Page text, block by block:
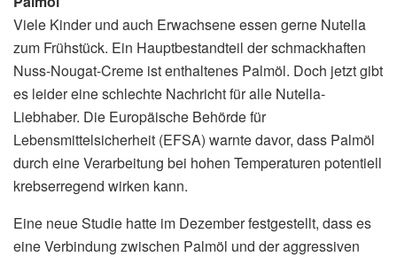
Viele Kinder und auch Erwachsene essen gerne Nutella
zum Frühstück. Ein Hauptbestandteil der schmackhaften
Nuss-Nougat-Creme ist enthaltenes Palmöl. Doch jetzt gibt
es leider eine schlechte Nachricht für alle Nutella-
Liebhaber. Die Europäische Behörde für
Lebensmittelsicherheit (EFSA) warnte davor, dass Palmöl
durch eine Verarbeitung bei hohen Temperaturen potentiell
krebserregend wirken kann.
Eine neue Studie hatte im Dezember festgestellt, dass es
eine Verbindung zwischen Palmöl und der aggressiven